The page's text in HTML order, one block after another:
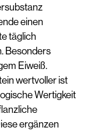
einen
täglich
Besonders
Eiweiß.
wertvoller ist
Wertigkeit
ergänzen